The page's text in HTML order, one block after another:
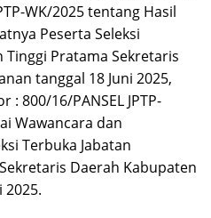
WK/2025 tentang Hasil
Peserta Seleksi
Tinggi Pratama Sekretaris
tanggal 18 Juni 2025,
800/16/PANSEL JPTP-
Wawancara dan
Terbuka Jabatan
Daerah Kabupaten
2025.